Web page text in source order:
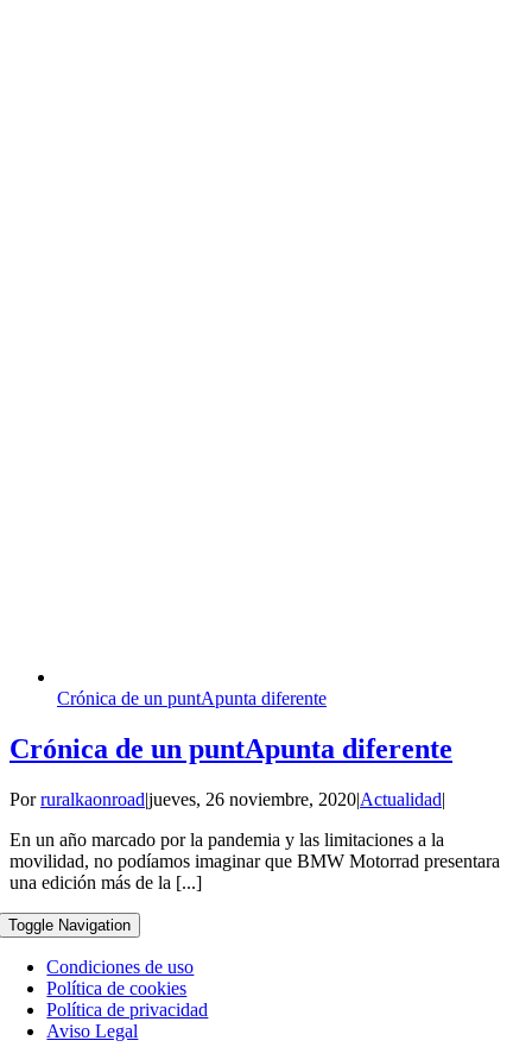
Crónica de un puntApunta diferente
Crónica de un puntApunta diferente
Porruralkaonroad|jueves, 26 noviembre, 2020|Actualidad|
En un año marcado por la pandemia y las limitaciones a la
movilidad, no podíamos imaginar que BMW Motorrad presentara
una edición más de la [...]
Toggle Navigation
Condiciones de uso
Política de cookies
Política de privacidad
Aviso Legal